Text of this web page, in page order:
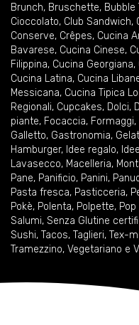
Brunch, Bruschette, Bubble
Cioccolato, Club Sandwich,
Conserve, Crêpes, Cucina
Bavarese, Cucina Cinese,
Filippina, Cucina Georgiana,
Cucina Latina, Cucina
Messicana, Cucina Tipica
Regionali, Cupcakes, Dolci,
piante, Focaccia, Formaggi,
Galletto, Gastronomia,
Hamburger, Idee regalo,
Lavasecco, Macelleria,
Pane, Panificio, Panini,
Pasta fresca, Pasticceria,
Pokè, Polenta, Polpette, Pop
Salumi, Senza Glutine
Sushi, Tacos, Taglieri, Tex-
Tramezzino, Vegetariano e